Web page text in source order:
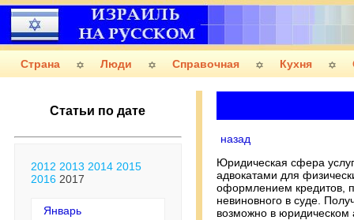
Страна Люди Справочная Кухня
Статьи по дате
2012 2013 2014 2015
2016 2017
Январь
назад
Юридическая сфера
адвокатами для
оформлением кредитов,
невиновного в суде.
возможно в